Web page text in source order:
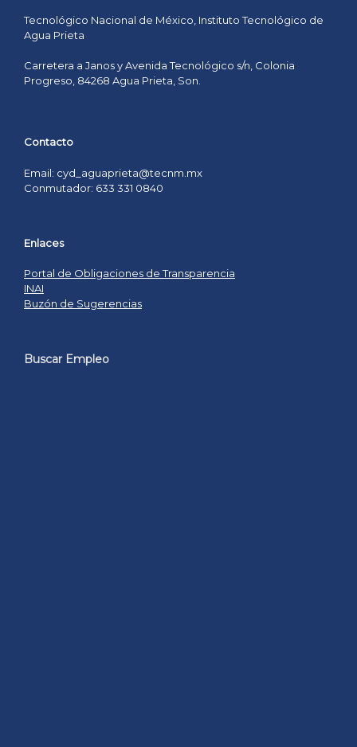
Tecnológico Nacional de México, Instituto Tecnológico de
Agua Prieta
Carretera a Janos y Avenida Tecnológico s/n, Colonia
Progreso, 84268 Agua Prieta, Son.
Contacto
Email: cyd_aguaprieta@tecnm.mx
Conmutador: 633 331 0840
Enlaces
Portal de Obligaciones de Transparencia
INAI
Buzón de Sugerencias
Buscar Empleo